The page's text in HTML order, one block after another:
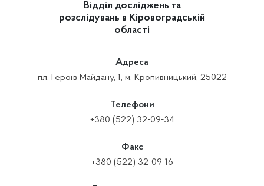
Відділ досліджень та
розслідувань в Кіровоградській
області
Адреса
пл. Героїв Майдану, 1, м. Кропивницький, 25022
Телефони
+380 (522) 32-09-34
Факс
+380 (522) 32-09-16